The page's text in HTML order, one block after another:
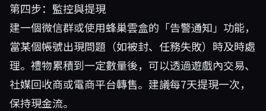
第四步：監控與提現
建一個微信群或使用蜂巢雲盒的「告警通知」功能，
當某個帳號出現問題（如被封、任務失敗）時及時處
理。禮物累積到一定數量後，可以透過遊戲內交易、
社媒回收商或電商平台轉售。建議每7天提現一次，
保持現金流。